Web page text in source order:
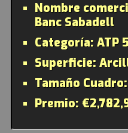
Nombre
Banc Sabadell
Categoría:ATP
Superficie:
Tamaño Cuadro:
Premio: